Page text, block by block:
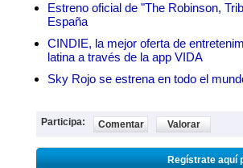
Estreno oficial de "The Robinson,
España
CINDIE, la mejor oferta de
latina a través de la app VIDA
Sky Rojo se estrena en todo el
Participa: Comentar Valorar
Regístrate aquí